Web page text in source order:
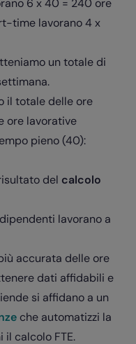
6 x 40 = 240 ore
time lavorano 4 x
un totale di
il totale delle ore
ore lavorative
pieno (40):
del calcolo
lavorano a
accurata delle ore
dati affidabili e
si affidano a un
che automatizzi la
calcolo FTE.